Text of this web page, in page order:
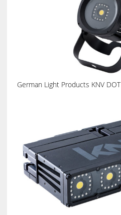
German Light Products KNV DOT